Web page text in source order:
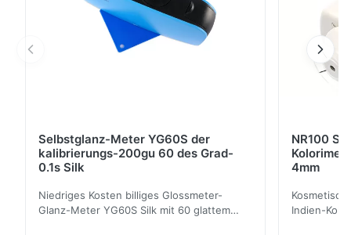
Selbstglanz-Meter YG60S der
kalibrierungs-200gu 60 des Grad-
0.1s Silk
Niedriges Kosten billiges Glossmeter-
Glanz-Meter YG60S Silk mit 60 glattem
NR100
4mm
Indien-